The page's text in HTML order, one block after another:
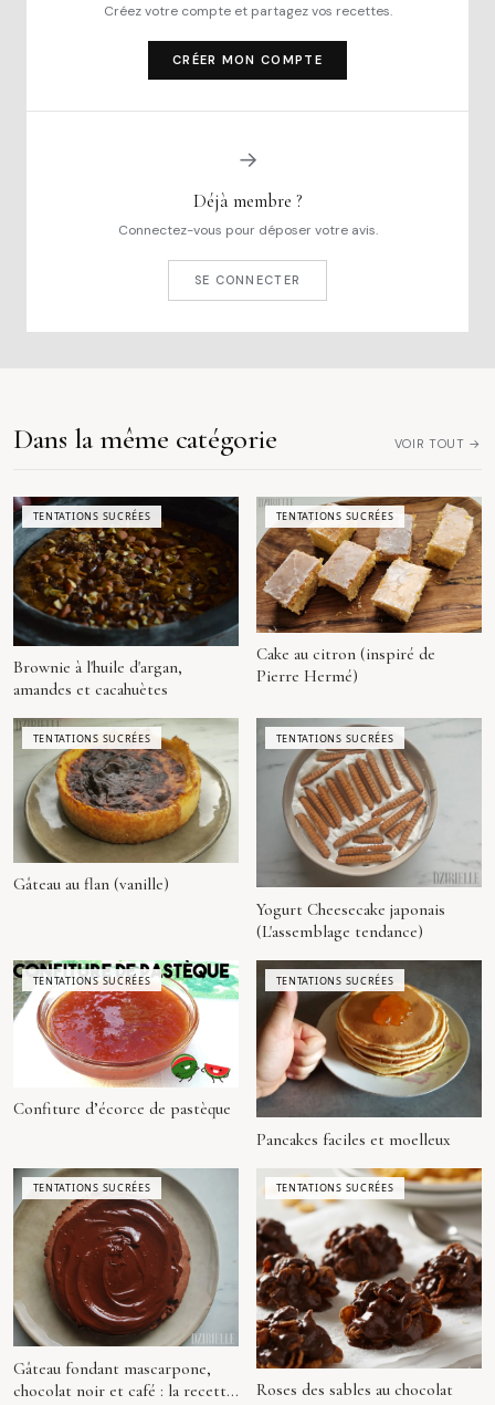
Créez votre compte et partagez vos recettes.
CRÉER MON COMPTE
→
Déjà membre ?
Connectez-vous pour déposer votre avis.
SE CONNECTER
Dans la même catégorie VOIR TOUT →
TENTATIONS SUCRÉES
Brownie à l'huile d'argan,
amandes et cacahuètes
TENTATIONS SUCRÉES
Cake au citron (inspiré de
Pierre Hermé)
TENTATIONS SUCRÉES
Gâteau au flan (vanille)
TENTATIONS SUCRÉES
Yogurt Cheesecake japonais
(L'assemblage tendance)
TENTATIONS SUCRÉES
Confiture d’écorce de pastèque
TENTATIONS SUCRÉES
Pancakes faciles et moelleux
TENTATIONS SUCRÉES
Gâteau fondant mascarpone,
chocolat noir et café : la recette
TENTATIONS SUCRÉES
Roses des sables au chocolat